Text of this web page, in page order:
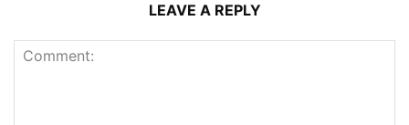
LEAVE A REPLY